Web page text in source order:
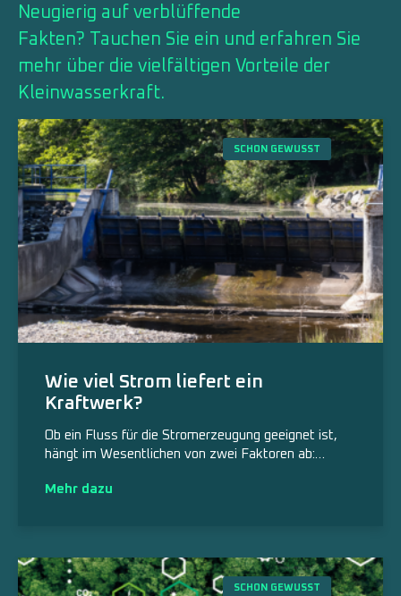
Neugierig auf verblüffende
Fakten? Tauchen Sie ein und erfahren Sie
mehr über die vielfältigen Vorteile der
Kleinwasserkraft.
SCHON GEWUSST
Wie viel Strom liefert ein
Kraftwerk?
Ob ein Fluss für die Stromerzeugung geeignet ist,
hängt im Wesentlichen von zwei Faktoren ab:…
Mehr dazu
SCHON GEWUSST